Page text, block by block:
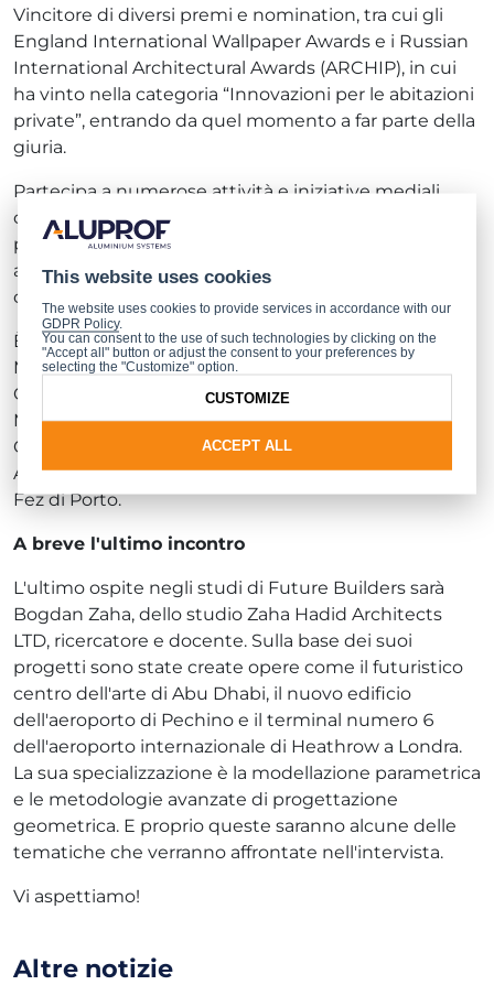
Vincitore di diversi premi e nomination, tra cui gli
England International Wallpaper Awards e i Russian
International Architectural Awards (ARCHIP), in cui
ha vinto nella categoria “Innovazioni per le abitazioni
private”, entrando da quel momento a far parte della
giuria.
Partecipa a numerose attività e iniziative mediali
come documentari e trasmissioni televisive, prende
parte a diverse pubblicazioni nelle riviste architetti di
architettura più importanti, ed è ospite di tantissime
conferenze internazionali.
È autore di opere come: la Casa Tolo di Alvite, il
Museu da Agua e Museu do Vinho per il Comune di
Cartaxo, Il centro espositivo della fondazione
Manuela Cargaleiro di Vila Velha de Ródão, la Ginkgo
Gallery Contemporary Art di Porto, il Centro de
Actividades Artísticas e Culturais Multi-disciplinares
Fez di Porto.
A breve l'ultimo incontro
L'ultimo ospite negli studi di Future Builders sarà
Bogdan Zaha, dello studio Zaha Hadid Architects
LTD, ricercatore e docente. Sulla base dei suoi
progetti sono state create opere come il futuristico
centro dell'arte di Abu Dhabi, il nuovo edificio
dell'aeroporto di Pechino e il terminal numero 6
dell'aeroporto internazionale di Heathrow a Londra.
La sua specializzazione è la modellazione parametrica
e le metodologie avanzate di progettazione
geometrica. E proprio queste saranno alcune delle
tematiche che verranno affrontate nell'intervista.
Vi aspettiamo!
Altre notizie
This website uses cookies
The website uses cookies to provide services in accordance with our
GDPR Policy.
You can consent to the use of such technologies by clicking on the
"Accept all" button or adjust the consent to your preferences by
selecting the "Customize" option.
ACCEPT ALL
CUSTOMIZE